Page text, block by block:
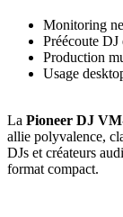
Monitoring
Préécoute DJ
Production
Usage
La Pioneer DJ
allie polyvalence,
DJs et créateurs
format compact.